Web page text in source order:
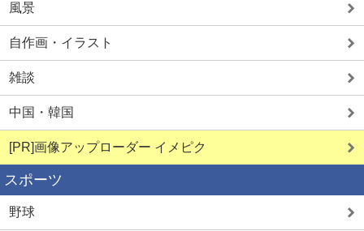
風景
自作画・イラスト
雑談
中国・韓国
[PR]画像アップローダー イメピク
スポーツ
野球